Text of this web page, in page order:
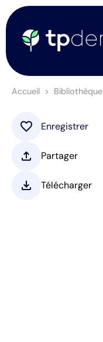
Accueil Bibliothèque
favorite Enregistrer
upload Partager
download Télécharger